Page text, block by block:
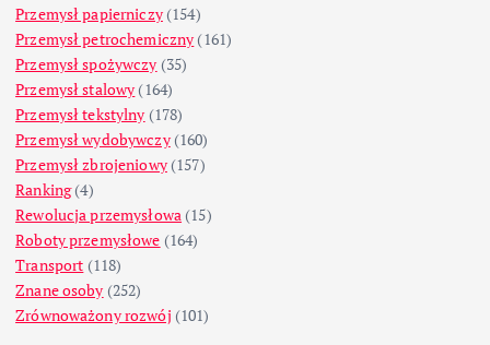
Przemysł papierniczy(154)
Przemysł petrochemiczny (161)
Przemysł spożywczy (35)
Przemysł stalowy (164)
Przemysł tekstylny (178)
Przemysł wydobywczy(160)
Przemysł zbrojeniowy(157)
Ranking(4)
Rewolucja przemysłowa (15)
Roboty przemysłowe (164)
Transport (118)
Znane osoby (252)
Zrównoważony rozwój (101)